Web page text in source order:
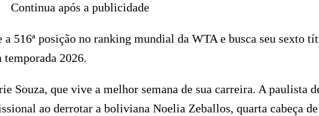
Continua após a publicidade
516ª posição no ranking mundial da WTA e busca seu sexto
2026.
Souza, que vive a melhor semana de sua carreira. A paulista
ao derrotar a boliviana Noelia Zeballos, quarta cabeça de